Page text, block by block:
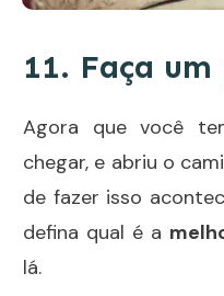
11. Faça
Agora que você
chegar, e abriu o
de fazer isso
defina qual é a
lá.